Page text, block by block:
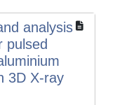
analysis
pulsed
3D X-ray